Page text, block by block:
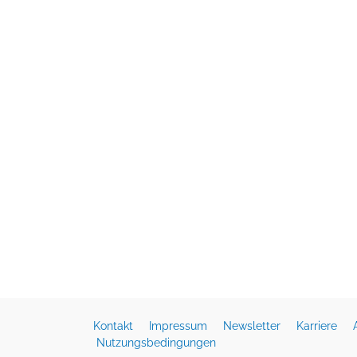
Kontakt Impressum Newsletter Karriere
Nutzungsbedingungen